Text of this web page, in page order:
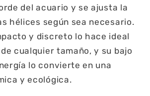
del acuario y se ajusta la
hélices según sea necesario.
y discreto lo hace ideal
cualquier tamaño, y su bajo
lo convierte en una
y ecológica.